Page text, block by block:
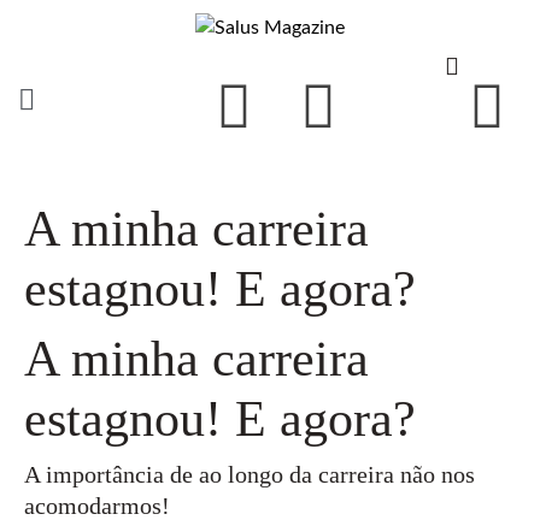
A minha carreira
estagnou! E agora?
A minha carreira
estagnou! E agora?
A importância de ao longo da carreira não nos
acomodarmos!